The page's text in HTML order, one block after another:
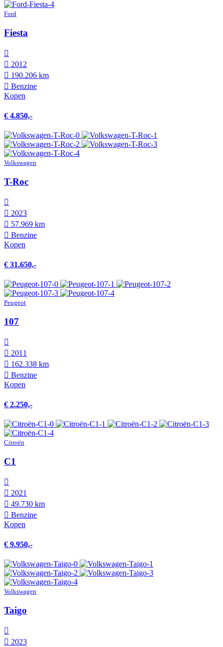
Ford
Fiesta
2012
190.206 km
Benzine
Kopen
€ 4.850,-
Volkswagen
T-Roc
2023
57.969 km
Benzine
Kopen
€ 31.650,-
Peugeot
107
2011
162.338 km
Benzine
Kopen
€ 2.250,-
Citroën
C1
2021
49.730 km
Benzine
Kopen
€ 9.950,-
Volkswagen
Taigo
2023